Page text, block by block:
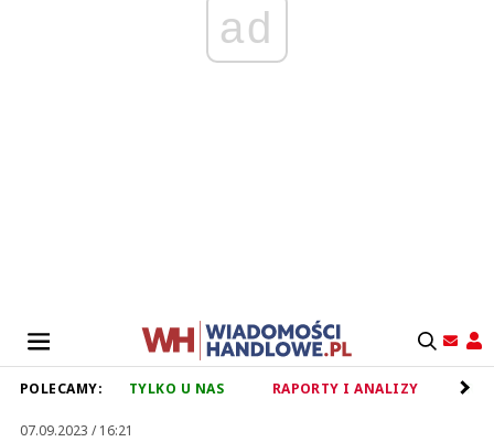
ad
POLECAMY: TYLKO U NAS RAPORTY I ANALIZY
07.09.2023 / 16:21